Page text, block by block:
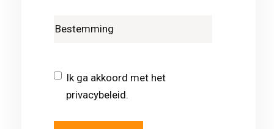
Ik ga akkoord met het
privacybeleid.